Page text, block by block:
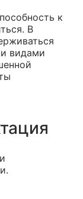
к
В
видами